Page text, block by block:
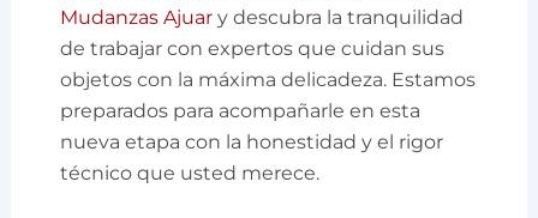
Mudanzas Ajuar y descubra la tranquilidad
de trabajar con expertos que cuidan sus
objetos con la máxima delicadeza. Estamos
preparados para acompañarle en esta
nueva etapa con la honestidad y el rigor
técnico que usted merece.